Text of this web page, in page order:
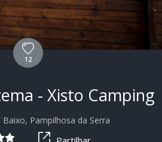
+6
12
- Xisto Camping
Baixo, Pampilhosa da Serra